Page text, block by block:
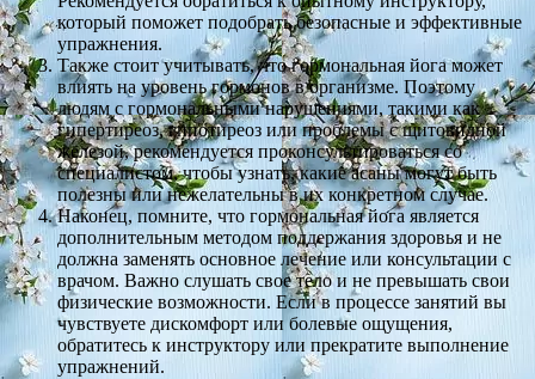
который поможет подобрать безопасные и эффективные
упражнения.
Также стоит учитывать, что гормональная йога может
влиять на уровень гормонов в организме. Поэтому
людям с гормональными нарушениями, такими как
гипертиреоз, гипотиреоз или проблемы с щитовидной
железой, рекомендуется проконсультироваться со
специалистом, чтобы узнать, какие асаны могут быть
полезны или нежелательны в их конкретном случае.
Наконец, помните, что гормональная йога является
дополнительным методом поддержания здоровья и не
должна заменять основное лечение или консультации с
врачом. Важно слушать свое тело и не превышать свои
физические возможности. Если в процессе занятий вы
чувствуете дискомфорт или болевые ощущения,
обратитесь к инструктору или прекратите выполнение
упражнений.